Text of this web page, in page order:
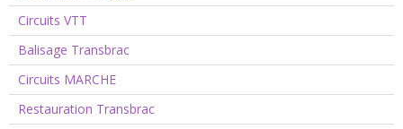
Circuits VTT
Balisage Transbrac
Circuits MARCHE
Restauration Transbrac